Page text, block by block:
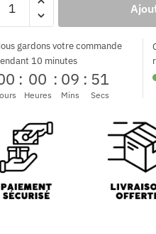
gardons votre commande
10 minutes
: 00
Heures
: 09
Mins
: 50
Secs